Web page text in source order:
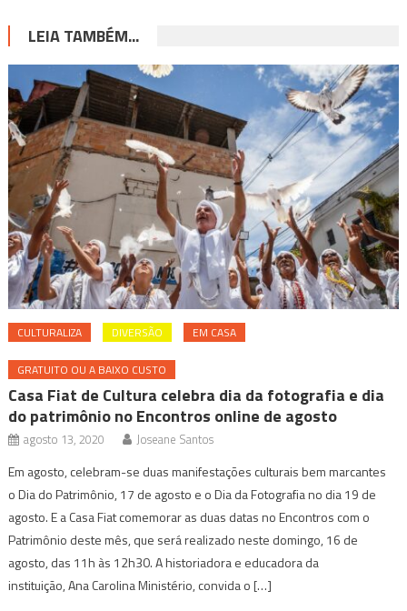
LEIA TAMBÉM...
CULTURALIZA DIVERSÃO EM CASA
GRATUITO OU A BAIXO CUSTO
Casa Fiat de Cultura celebra dia da fotografia e dia
do patrimônio no Encontros online de agosto
agosto 13, 2020 Joseane Santos
Em agosto, celebram-se duas manifestações culturais bem marcantes
o Dia do Patrimônio, 17 de agosto e o Dia da Fotografia no dia 19 de
agosto. E a Casa Fiat comemorar as duas datas no Encontros com o
Patrimônio deste mês, que será realizado neste domingo, 16 de
agosto, das 11h às 12h30. A historiadora e educadora da
instituição, Ana Carolina Ministério, convida o […]